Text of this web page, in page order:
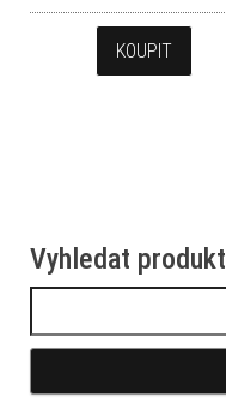
KOUPIT
Vyhledat produkt